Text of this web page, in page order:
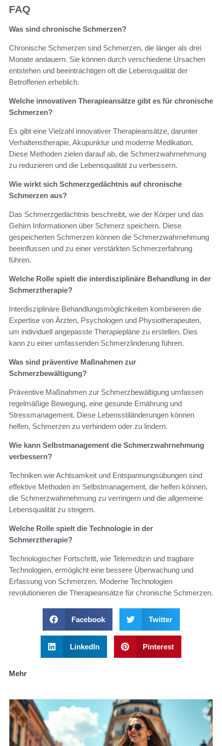
FAQ
Was sind chronische Schmerzen?
Chronische Schmerzen sind Schmerzen, die länger als drei
Monate andauern. Sie können durch verschiedene Ursachen
entstehen und beeinträchtigen oft die Lebensqualität der
Betroffenen erheblich.
Welche innovativen Therapieansätze gibt es für chronische
Schmerzen?
Es gibt eine Vielzahl innovativer Therapieansätze, darunter
Verhaltenstherapie, Akupunktur und moderne Medikation.
Diese Methoden zielen darauf ab, die Schmerzwahrnehmung
zu reduzieren und die Lebensqualität zu verbessern.
Wie wirkt sich Schmerzgedächtnis auf chronische
Schmerzen aus?
Das Schmerzgedächtnis beschreibt, wie der Körper und das
Gehirn Informationen über Schmerz speichern. Diese
gespeicherten Schmerzen können die Schmerzwahrnehmung
beeinflussen und zu einer verstärkten Schmerzerfahrung
führen.
Welche Rolle spielt die interdisziplinäre Behandlung in der
Schmerztherapie?
Interdisziplinäre Behandlungsmöglichkeiten kombinieren die
Expertise von Ärzten, Psychologen und Physiotherapeuten,
um individuell angepasste Therapiepläne zu erstellen. Dies
kann zu einer umfassenden Schmerzlinderung führen.
Was sind präventive Maßnahmen zur
Schmerzbewältigung?
Präventive Maßnahmen zur Schmerzbewältigung umfassen
regelmäßige Bewegung, eine gesunde Ernährung und
Stressmanagement. Diese Lebensstiländerungen können
helfen, Schmerzen zu verhindern oder zu lindern.
Wie kann Selbstmanagement die Schmerzwahrnehmung
verbessern?
Techniken wie Achtsamkeit und Entspannungsübungen sind
effektive Methoden im Selbstmanagement, die helfen können,
die Schmerzwahrnehmung zu verringern und die allgemeine
Lebensqualität zu steigern.
Welche Rolle spielt die Technologie in der
Schmerztherapie?
Technologischer Fortschritt, wie Telemedizin und tragbare
Technologien, ermöglicht eine bessere Überwachung und
Erfassung von Schmerzen. Moderne Technologien
revolutionieren die Therapieansätze für chronische Schmerzen.
Facebook Twitter
LinkedIn Pinterest
Mehr